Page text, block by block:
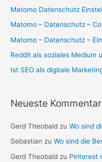
Matomo Datenschutz
Matomo – Datenschutz –
Matomo – Datenschutz –
Reddit als soziales Medium
Ist SEO als digitale
Neueste
Gerd Theobald zuWo sind
Sebastian zuWo sind die
Gerd Theobald zu Pinterest